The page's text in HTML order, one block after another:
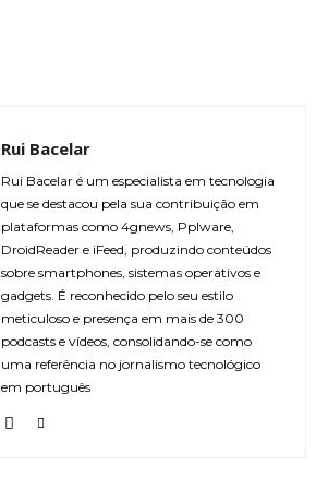
Rui Bacelar
Rui Bacelar é um especialista em tecnologia
que se destacou pela sua contribuição em
plataformas como 4gnews, Pplware,
DroidReader e iFeed, produzindo conteúdos
sobre smartphones, sistemas operativos e
gadgets. É reconhecido pelo seu estilo
meticuloso e presença em mais de 300
podcasts e vídeos, consolidando-se como
uma referência no jornalismo tecnológico
em português